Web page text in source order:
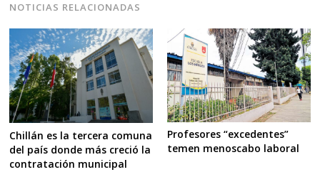
NOTICIAS RELACIONADAS
Chillán es la tercera comuna
del país donde más creció la
contratación municipal
Profesores “excedentes”
temen menoscabo laboral